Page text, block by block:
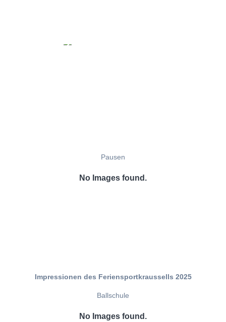
Pausen
No Images found.
Impressionen des Feriensportkraussells 2025
Ballschule
No Images found.